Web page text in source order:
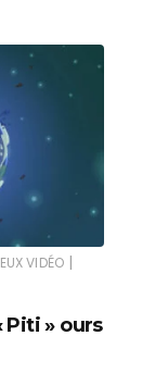
VIDÉO |
Piti » ours